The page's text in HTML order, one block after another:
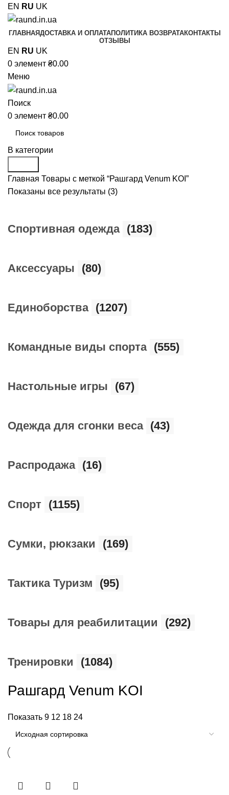
EN RU UK
ГЛАВНАЯДОСТАВКА И ОПЛАТАПОЛИТИКА ВОЗВРАТАКОНТАКТЫ
ОТЗЫВЫ
EN RU UK
0 элемент ₴0.00
Меню
Поиск
0 элемент ₴0.00
В категории
Главная Товары с меткой “Рашгард Venum KOI”
Показаны все результаты (3)
Cпортивная одежда (183)
Аксессуары (80)
Единоборства (1207)
Командные виды спорта (555)
Настольные игры (67)
Одежда для сгонки веса (43)
Распродажа (16)
Спорт (1155)
Сумки, рюкзаки (169)
Тактика Туризм (95)
Товары для реабилитации (292)
Тренировки (1084)
Рашгард Venum KOI
Показать 9 12 18 24